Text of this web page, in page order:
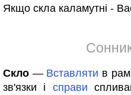
Якщо скла каламутні -
Скло — Вставляти в
зв'язки і справи